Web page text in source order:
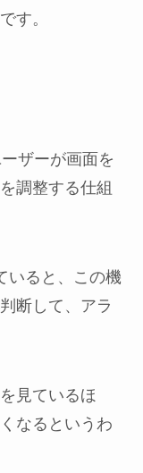
す。
ザーが画面を
調整する仕組
いると、この機
断して、アラ
見ているほ
なるというわ